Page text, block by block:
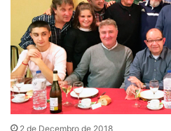
2 de Decembro de 2018